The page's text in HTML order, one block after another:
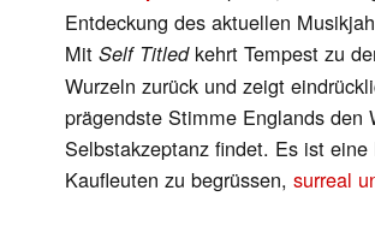
Entdeckung des aktuellen
Mit Self Titledkehrt Tempest zu
Wurzeln zurück und zeigt
prägendste Stimme Englands den
Selbstakzeptanz findet. Es ist
Kaufleuten zu begrüssen, surreal